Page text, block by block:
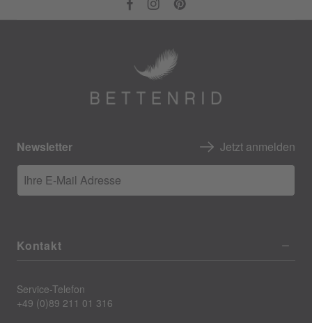
Newsletter Jetzt anmelden
Ihre E-Mail Adresse
Kontakt
Service-Telefon
+49 (0)89 211 01 316